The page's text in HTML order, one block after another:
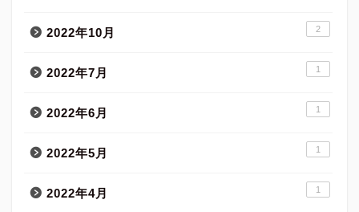
2022年10月 2
2022年7月 1
2022年6月 1
2022年5月 1
2022年4月 1